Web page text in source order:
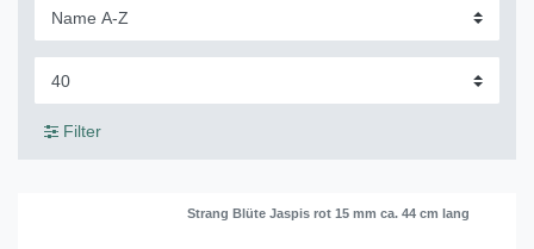
Filter
Strang Blüte Jaspis rot 15 mm ca. 44 cm lang